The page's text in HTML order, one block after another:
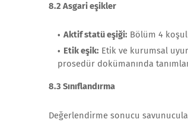
8.2 Asgari eşikler
Aktif statü eşiği: Bölüm 4
Etik eşik: Etik ve kurumsal
prosedür dokümanında
8.3 Sınıflandırma
Değerlendirme sonucu